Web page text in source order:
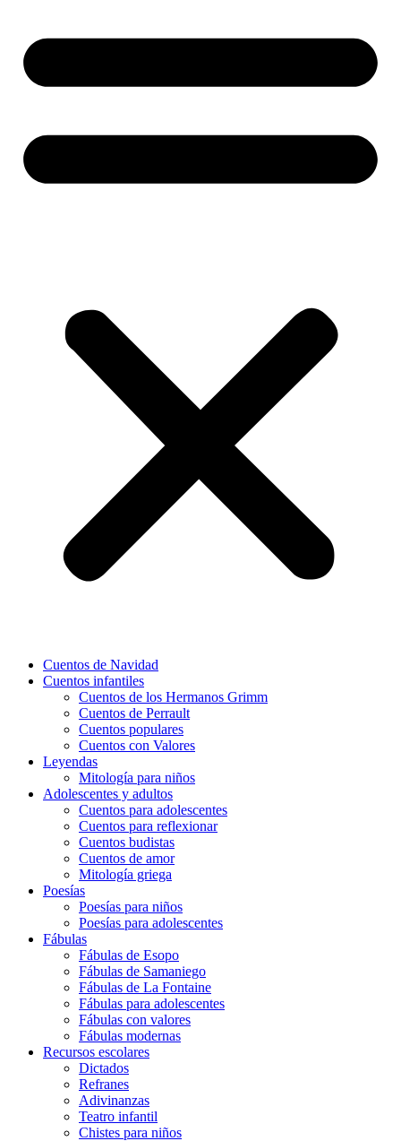
Cuentos de Navidad
Cuentos infantiles
Cuentos de los Hermanos Grimm
Cuentos de Perrault
Cuentos populares
Cuentos con Valores
Leyendas
Mitología para niños
Adolescentes y adultos
Cuentos para adolescentes
Cuentos para reflexionar
Cuentos budistas
Cuentos de amor
Mitología griega
Poesías
Poesías para niños
Poesías para adolescentes
Fábulas
Fábulas de Esopo
Fábulas de Samaniego
Fábulas de La Fontaine
Fábulas para adolescentes
Fábulas con valores
Fábulas modernas
Recursos escolares
Dictados
Refranes
Adivinanzas
Teatro infantil
Chistes para niños